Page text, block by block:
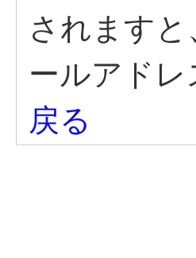
されます
ールアド
戻る